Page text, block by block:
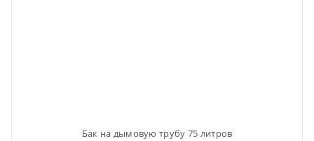
Бак на дымовую трубу 75 литров